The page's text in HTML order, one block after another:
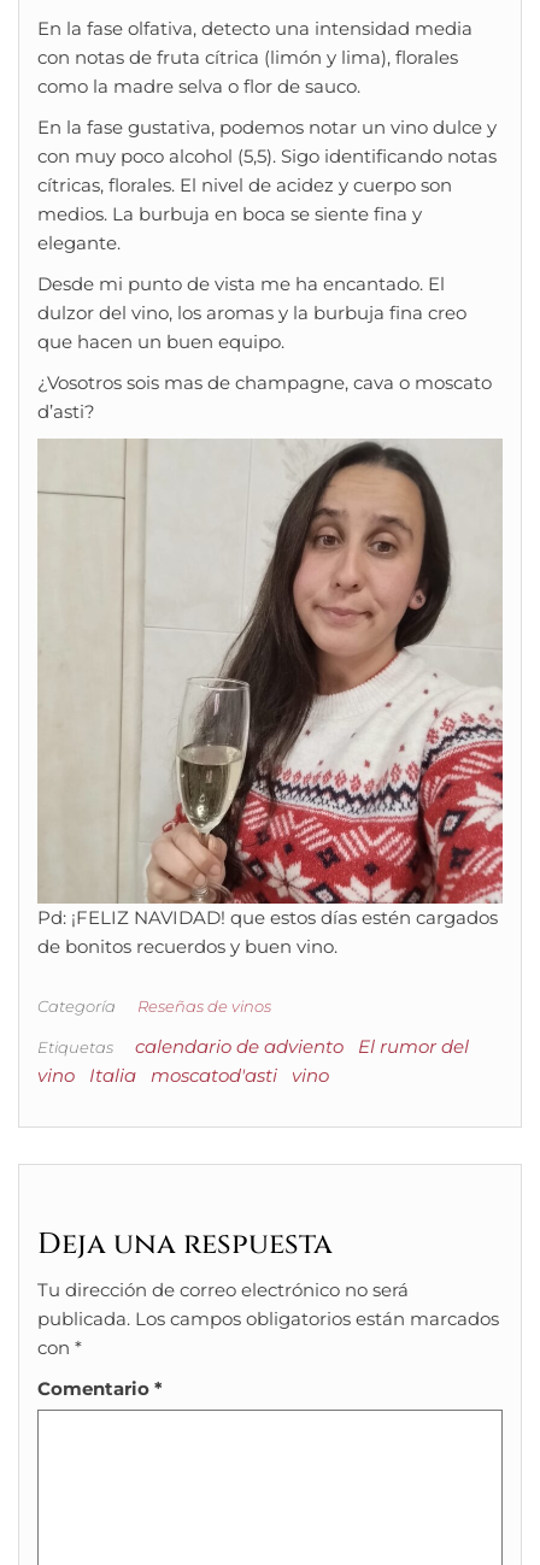
En la fase olfativa, detecto una intensidad media
con notas de fruta cítrica (limón y lima), florales
como la madre selva o flor de sauco.
En la fase gustativa, podemos notar un vino dulce y
con muy poco alcohol (5,5). Sigo identificando notas
cítricas, florales. El nivel de acidez y cuerpo son
medios. La burbuja en boca se siente fina y
elegante.
Desde mi punto de vista me ha encantado. El
dulzor del vino, los aromas y la burbuja fina creo
que hacen un buen equipo.
¿Vosotros sois mas de champagne, cava o moscato
d’asti?
Pd: ¡FELIZ NAVIDAD! que estos días estén cargados
de bonitos recuerdos y buen vino.
Categoría Reseñas de vinos
Etiquetas calendario de adviento
El rumor del
vino
Italia moscatod'asti vino
Deja una respuesta
Tu dirección de correo electrónico no será
publicada. Los campos obligatorios están marcados
con *
Comentario *